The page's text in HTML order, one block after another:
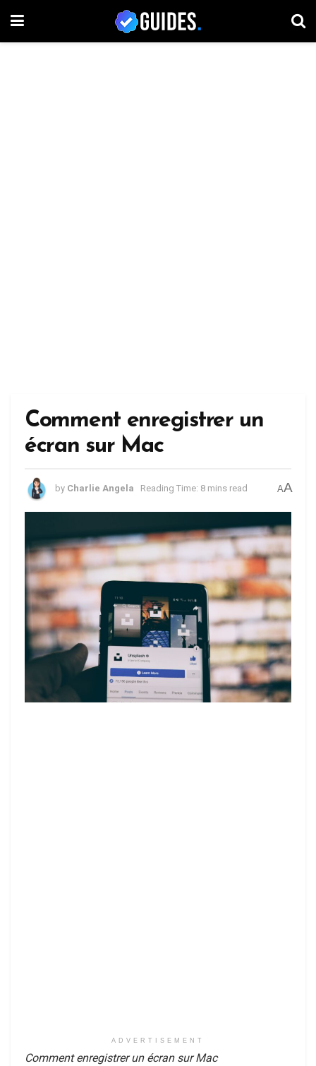
Comment enregistrer un
écran sur Mac
by Charlie Angela Reading Time: 8 mins read AA
ADVERTISEMENT
Comment enregistrer un écran sur Mac